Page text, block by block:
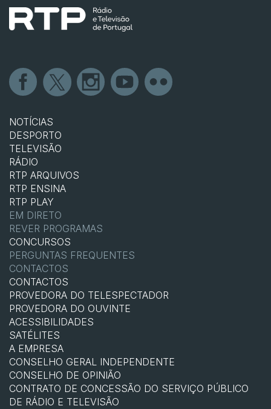
NOTÍCIAS
DESPORTO
TELEVISÃO
RÁDIO
RTP ARQUIVOS
RTP ENSINA
RTP PLAY
EM DIRETO
REVER PROGRAMAS
CONCURSOS
PERGUNTAS FREQUENTES
CONTACTOS
CONTACTOS
PROVEDORA DO TELESPECTADOR
PROVEDORA DO OUVINTE
ACESSIBILIDADES
SATÉLITES
A EMPRESA
CONSELHO GERAL INDEPENDENTE
CONSELHO DE OPINIÃO
CONTRATO DE CONCESSÃO DO SERVIÇO PÚBLICO
DE RÁDIO E TELEVISÃO